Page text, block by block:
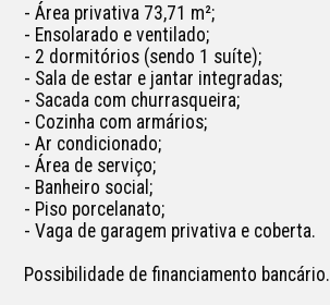
- Área privativa 73,71 m²;
- Ensolarado e ventilado;
- 2 dormitórios (sendo 1 suíte);
- Sala de estar e jantar integradas;
- Sacada com churrasqueira;
- Cozinha com armários;
- Ar condicionado;
- Área de serviço;
- Banheiro social;
- Piso porcelanato;
- Vaga de garagem privativa e coberta.
Possibilidade de financiamento bancário.